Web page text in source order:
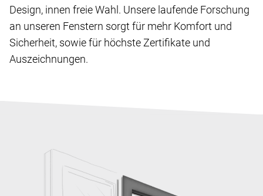
Design, innen freie Wahl. Unsere laufende Forschung
an unseren Fenstern sorgt für mehr Komfort und
Sicherheit, sowie für höchste Zertifikate und
Auszeichnungen.